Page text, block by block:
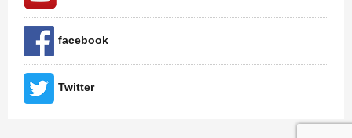
facebook
Twitter